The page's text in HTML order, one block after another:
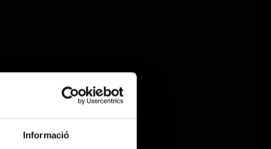
Informació